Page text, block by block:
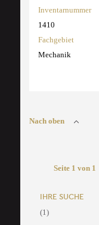
Inventarnummer
1410
Fachgebiet
Mechanik
Nach oben
Seite 1 von 1
IHRE SUCHE
(1)